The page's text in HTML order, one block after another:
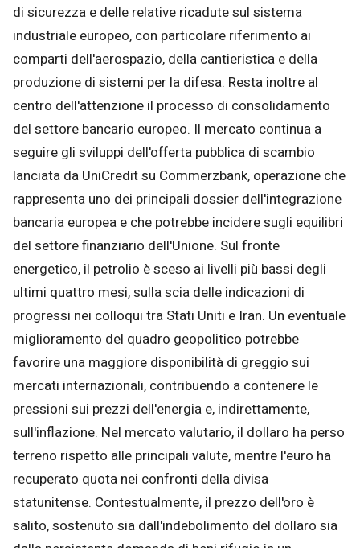
di sicurezza e delle relative ricadute sul sistema
industriale europeo, con particolare riferimento ai
comparti dell'aerospazio, della cantieristica e della
produzione di sistemi per la difesa. Resta inoltre al
centro dell'attenzione il processo di consolidamento
del settore bancario europeo. Il mercato continua a
seguire gli sviluppi dell'offerta pubblica di scambio
lanciata da UniCredit su Commerzbank, operazione che
rappresenta uno dei principali dossier dell'integrazione
bancaria europea e che potrebbe incidere sugli equilibri
del settore finanziario dell'Unione. Sul fronte
energetico, il petrolio è sceso ai livelli più bassi degli
ultimi quattro mesi, sulla scia delle indicazioni di
progressi nei colloqui tra Stati Uniti e Iran. Un eventuale
miglioramento del quadro geopolitico potrebbe
favorire una maggiore disponibilità di greggio sui
mercati internazionali, contribuendo a contenere le
pressioni sui prezzi dell'energia e, indirettamente,
sull'inflazione. Nel mercato valutario, il dollaro ha perso
terreno rispetto alle principali valute, mentre l'euro ha
recuperato quota nei confronti della divisa
statunitense. Contestualmente, il prezzo dell'oro è
salito, sostenuto sia dall'indebolimento del dollaro sia